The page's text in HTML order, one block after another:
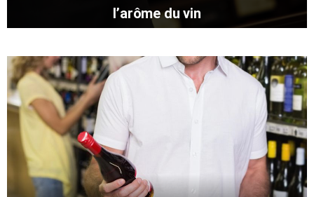
l’arôme du vin